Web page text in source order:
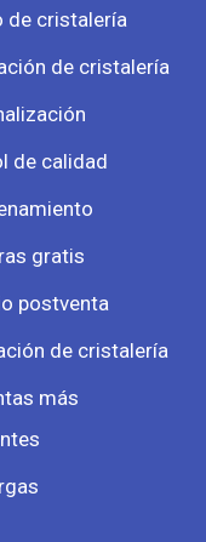
de cristalería
de cristalería
de calidad
gratis
postventa
de cristalería
más